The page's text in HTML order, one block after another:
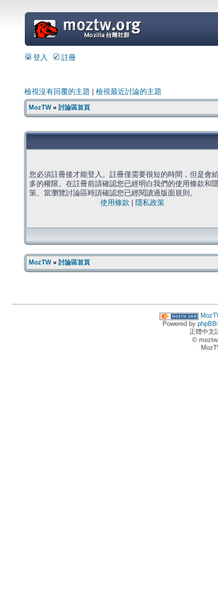
=
登入 註冊
檢視沒有回覆的主題 檢視最近討論的主題
MozTW» 討論區首頁
您必須註冊後才能登入。註冊僅需要很短的時間，但是會
多的權限。在註冊前請確認您已經明白我們的使用條款和
策。當瀏覽討論區時請確認您已經閱讀過版面規則。
使用條款
隱私政策
MozTW» 討論區首頁
Powered by phpBB
正體中文
©